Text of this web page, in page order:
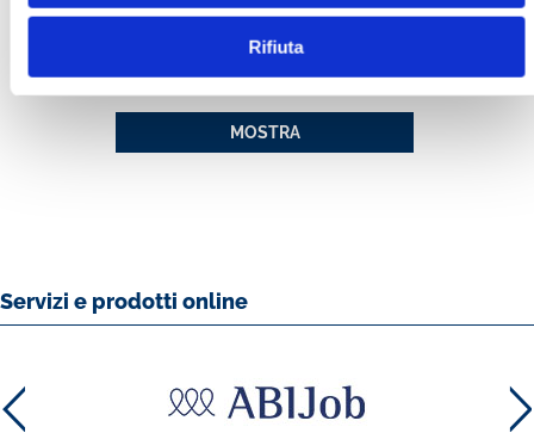
Rifiuta
MOSTRA
Servizi e prodotti online